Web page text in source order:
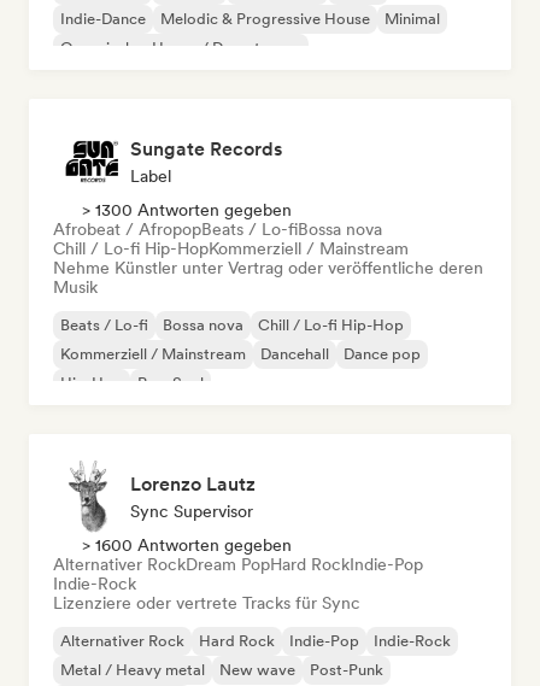
Indie-Dance
Melodic & Progressive House
Minimal
Organischer House / Downtempo
Sungate Records
Label
> 1300 Antworten gegeben
Afrobeat / AfropopBeats / Lo-fiBossa nova
Chill / Lo-fi Hip-HopKommerziell / Mainstream
Nehme Künstler unter Vertrag oder veröffentliche deren
Musik
Beats / Lo-fi Bossa nova
Chill / Lo-fi Hip-Hop
Kommerziell / Mainstream
Dancehall
Dance pop
Hip-Hop
Pop-Soul
Lorenzo Lautz
Sync Supervisor
> 1600 Antworten gegeben
Alternativer RockDream PopHard RockIndie-Pop
Indie-Rock
Lizenziere oder vertrete Tracks für Sync
Alternativer Rock Hard Rock Indie-Pop
Indie-Rock
Metal / Heavy metal
New wave
Post-Punk